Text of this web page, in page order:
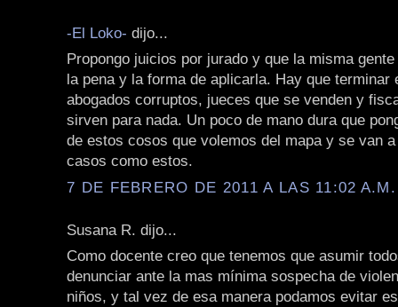
-El Loko- dijo...
Propongo juicios por jurado y que la misma
la pena y la forma de aplicarla. Hay que terminar
abogados corruptos, jueces que se venden y
sirven para nada. Un poco de mano dura que
de estos cosos que volemos del mapa y se van
casos como estos.
7 DE FEBRERO DE 2011 A LAS 11:02 A.M.
Susana R. dijo...
Como docente creo que tenemos que asumir
denunciar ante la mas mínima sospecha de
niños, y tal vez de esa manera podamos evitar